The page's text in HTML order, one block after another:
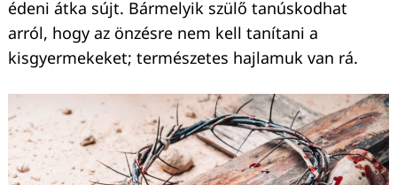
édeni átka sújt. Bármelyik szülő tanúskodhat
arról, hogy az önzésre nem kell tanítani a
kisgyermekeket; természetes hajlamuk van rá.